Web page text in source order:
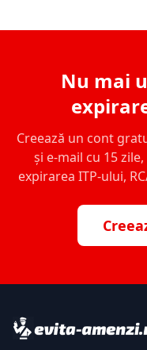
Nu mai
Creează un cont
și e-mail cu 15
expirarea ITP-ului,